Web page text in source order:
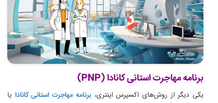
برنامه مهاجرت استانی کانادا (PNP)
یکی دیگر از روش‌های اکسپرس اینتری،برنامه مهاجرت استانی کانادا یا